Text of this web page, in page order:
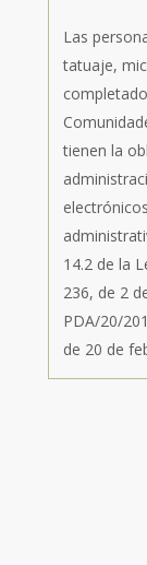
Las
tatuaje,
tienen la
14.2 de la
236, de 2
PDA/20/
de 20 de